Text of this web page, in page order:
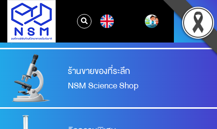
จองเข้าชมพิพิธภัณฑ์
Booking your visit
ร้านขายของที่ระลึก
NSM Science Shop